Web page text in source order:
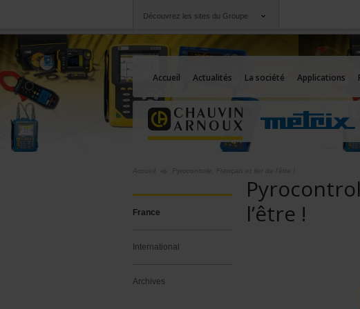
Découvrez les sites du Groupe
Chauvin Arnoux
Une offre à votre service
Accueil Actualités La société Applications
Pyrocontrole, Français et fier de l’être !
France
International
Archives
l’être !